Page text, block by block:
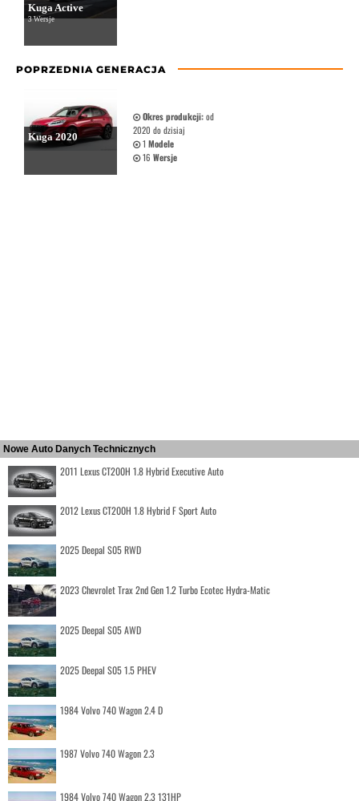
Kuga Active
3 Wersje
POPRZEDNIA GENERACJA
Kuga 2020
Okres produkcji:od
2020 do dzisiaj
1 Modele
16 Wersje
Nowe Auto Danych Technicznych
2011 Lexus CT200H 1.8 Hybrid Executive Auto
2012 Lexus CT200H 1.8 Hybrid F Sport Auto
2025 Deepal S05 RWD
2023 Chevrolet Trax 2nd Gen 1.2 Turbo Ecotec Hydra-Matic
2025 Deepal S05 AWD
2025 Deepal S05 1.5 PHEV
1984 Volvo 740 Wagon 2.4 D
1987 Volvo 740 Wagon 2.3
1984 Volvo 740 Wagon 2.3 131HP